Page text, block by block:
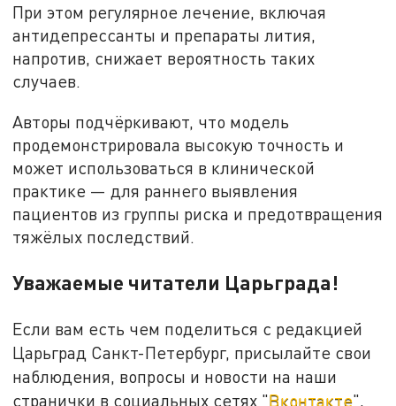
При этом регулярное лечение, включая
антидепрессанты и препараты лития,
напротив, снижает вероятность таких
случаев.
Авторы подчёркивают, что модель
продемонстрировала высокую точность и
может использоваться в клинической
практике — для раннего выявления
пациентов из группы риска и предотвращения
тяжёлых последствий.
Уважаемые читатели Царьграда!
Если вам есть чем поделиться с редакцией
Царьград Санкт-Петербург, присылайте свои
наблюдения, вопросы и новости на наши
странички в социальных сетях "Вконтакте",